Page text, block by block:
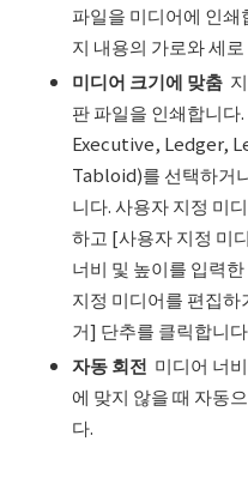
파일을 미디어에 인
지 내용의 가로와 세
미디어 크기에 맞춤
판 파일을 인쇄합니
Executive, Ledger,
Tabloid)를 선택하거
니다. 사용자 지정 미
하고 [사용자 지정 미
너비 및 높이를 입력
지정 미디어를 편집
거] 단추를 클릭합니
자동 회전 미디어 너
에 맞지 않을 때 자동
다.